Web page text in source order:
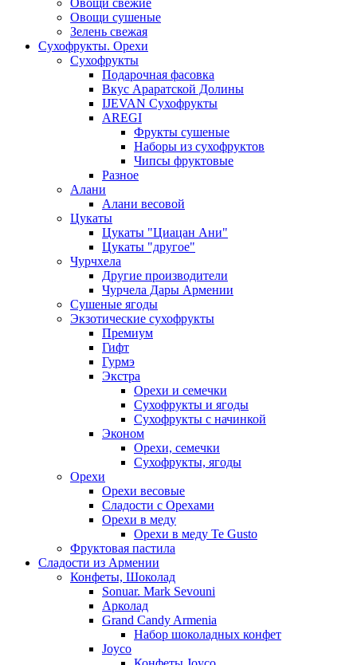
Овощи свежие
Овощи сушеные
Зелень свежая
Сухофрукты. Орехи
Сухофрукты
Подарочная фасовка
Вкус Араратской Долины
IJEVAN Сухофрукты
AREGI
Фрукты сушеные
Наборы из сухофруктов
Чипсы фруктовые
Разное
Алани
Алани весовой
Цукаты
Цукаты "Циацан Ани"
Цукаты "другое"
Чурчхела
Другие производители
Чурчела Дары Армении
Сушеные ягоды
Экзотические сухофрукты
Премиум
Гифт
Гурмэ
Экстра
Орехи и семечки
Сухофрукты и ягоды
Сухофрукты с начинкой
Эконом
Орехи, семечки
Сухофрукты, ягоды
Орехи
Орехи весовые
Сладости с Орехами
Орехи в меду
Орехи в меду Te Gusto
Фруктовая пастила
Сладости из Армении
Конфеты, Шоколад
Sonuar. Mark Sevouni
Арколад
Grand Candy Armenia
Набор шоколадных конфет
Joyco